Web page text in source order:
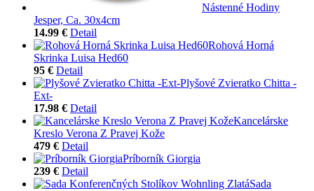
Nástenné Hodiny
Jesper, Ca. 30x4cm
14.99 € Detail
Rohová Horná
Skrinka Luisa Hed60
95 € Detail
Plyšové Zvieratko Chitta -
Ext-
17.98 € Detail
Kancelárske
Kreslo Verona Z Pravej Kože
479 € Detail
Príborník Giorgia
239 € Detail
Sada